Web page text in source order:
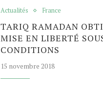
Actualités France
TARIQ RAMADAN
MISE EN LIBERTÉ
CONDITIONS
15 novembre 2018